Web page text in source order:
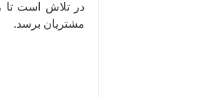
در تلاش است تا
مشتریان برسد.